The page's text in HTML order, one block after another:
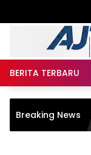
BERITA TERBARU
Breaking News